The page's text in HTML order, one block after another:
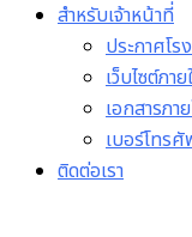
สำหรับเจ้าหน้าที่
ประกาศโร
เว็บไซต์ภา
เอกสารภา
เบอร์โทร
ติดต่อเรา